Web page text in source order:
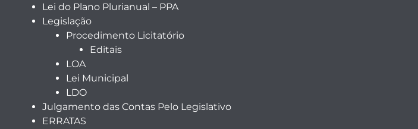
Lei do Plano Plurianual – PPA
Legislação
Procedimento Licitatório
Editais
LOA
Lei Municipal
LDO
Julgamento das Contas Pelo Legislativo
ERRATAS